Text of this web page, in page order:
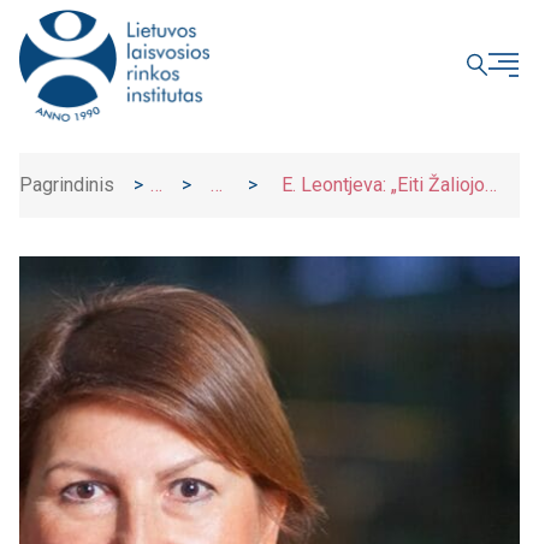
Pagrindinis
>
>
>
E. Leontjeva: „Eiti Žaliojo
UŽDARYTI